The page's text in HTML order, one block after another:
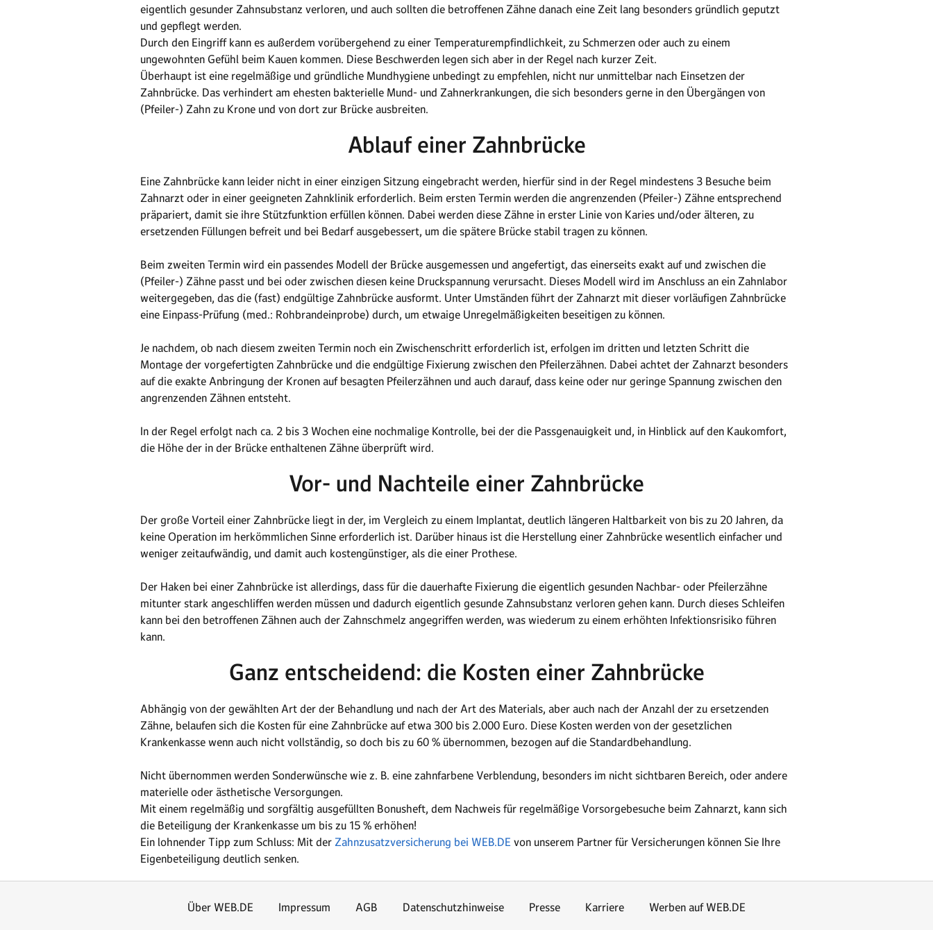
eigentlich gesunder Zahnsubstanz verloren, und auch sollten die betroffenen Zähne danach eine Zeit lang besonders gründlich geputzt
und gepflegt werden.
Durch den Eingriff kann es außerdem vorübergehend zu einer Temperaturempfindlichkeit, zu Schmerzen oder auch zu einem
ungewohnten Gefühl beim Kauen kommen. Diese Beschwerden legen sich aber in der Regel nach kurzer Zeit.
Überhaupt ist eine regelmäßige und gründliche Mundhygiene unbedingt zu empfehlen, nicht nur unmittelbar nach Einsetzen der
Zahnbrücke. Das verhindert am ehesten bakterielle Mund- und Zahnerkrankungen, die sich besonders gerne in den Übergängen von
(Pfeiler-) Zahn zu Krone und von dort zur Brücke ausbreiten.
Ablauf einer Zahnbrücke
Eine Zahnbrücke kann leider nicht in einer einzigen Sitzung eingebracht werden, hierfür sind in der Regel mindestens 3 Besuche beim
Zahnarzt oder in einer geeigneten Zahnklinik erforderlich. Beim ersten Termin werden die angrenzenden (Pfeiler-) Zähne entsprechend
präpariert, damit sie ihre Stützfunktion erfüllen können. Dabei werden diese Zähne in erster Linie von Karies und/oder älteren, zu
ersetzenden Füllungen befreit und bei Bedarf ausgebessert, um die spätere Brücke stabil tragen zu können.
Beim zweiten Termin wird ein passendes Modell der Brücke ausgemessen und angefertigt, das einerseits exakt auf und zwischen die
(Pfeiler-) Zähne passt und bei oder zwischen diesen keine Druckspannung verursacht. Dieses Modell wird im Anschluss an ein Zahnlabor
weitergegeben, das die (fast) endgültige Zahnbrücke ausformt. Unter Umständen führt der Zahnarzt mit dieser vorläufigen Zahnbrücke
eine Einpass-Prüfung (med.: Rohbrandeinprobe) durch, um etwaige Unregelmäßigkeiten beseitigen zu können.
Je nachdem, ob nach diesem zweiten Termin noch ein Zwischenschritt erforderlich ist, erfolgen im dritten und letzten Schritt die
Montage der vorgefertigten Zahnbrücke und die endgültige Fixierung zwischen den Pfeilerzähnen. Dabei achtet der Zahnarzt besonders
auf die exakte Anbringung der Kronen auf besagten Pfeilerzähnen und auch darauf, dass keine oder nur geringe Spannung zwischen den
angrenzenden Zähnen entsteht.
In der Regel erfolgt nach ca. 2 bis 3 Wochen eine nochmalige Kontrolle, bei der die Passgenauigkeit und, in Hinblick auf den Kaukomfort,
die Höhe der in der Brücke enthaltenen Zähne überprüft wird.
Vor- und Nachteile einer Zahnbrücke
Der große Vorteil einer Zahnbrücke liegt in der, im Vergleich zu einem Implantat, deutlich längeren Haltbarkeit von bis zu 20 Jahren, da
keine Operation im herkömmlichen Sinne erforderlich ist. Darüber hinaus ist die Herstellung einer Zahnbrücke wesentlich einfacher und
weniger zeitaufwändig, und damit auch kostengünstiger, als die einer Prothese.
Der Haken bei einer Zahnbrücke ist allerdings, dass für die dauerhafte Fixierung die eigentlich gesunden Nachbar- oder Pfeilerzähne
mitunter stark angeschliffen werden müssen und dadurch eigentlich gesunde Zahnsubstanz verloren gehen kann. Durch dieses Schleifen
kann bei den betroffenen Zähnen auch der Zahnschmelz angegriffen werden, was wiederum zu einem erhöhten Infektionsrisiko führen
kann.
Ganz entscheidend: die Kosten einer Zahnbrücke
Abhängig von der gewählten Art der der Behandlung und nach der Art des Materials, aber auch nach der Anzahl der zu ersetzenden
Zähne, belaufen sich die Kosten für eine Zahnbrücke auf etwa 300 bis 2.000 Euro. Diese Kosten werden von der gesetzlichen
Krankenkasse wenn auch nicht vollständig, so doch bis zu 60 % übernommen, bezogen auf die Standardbehandlung.
Nicht übernommen werden Sonderwünsche wie z. B. eine zahnfarbene Verblendung, besonders im nicht sichtbaren Bereich, oder andere
materielle oder ästhetische Versorgungen.
Mit einem regelmäßig und sorgfältig ausgefüllten Bonusheft, dem Nachweis für regelmäßige Vorsorgebesuche beim Zahnarzt, kann sich
die Beteiligung der Krankenkasse um bis zu 15 % erhöhen!
Ein lohnender Tipp zum Schluss: Mit der Zahnzusatzversicherung bei WEB.DE von unserem Partner für Versicherungen können Sie Ihre
Eigenbeteiligung deutlich senken.
Über WEB.DE Impressum AGB Datenschutzhinweise Presse Karriere Werben auf WEB.DE